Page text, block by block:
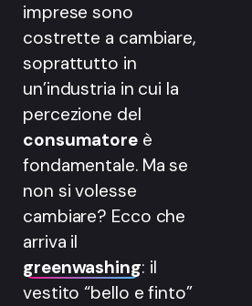
imprese sono
costrette a cambiare,
soprattutto in
un’industria in cui la
percezione del
consumatore è
fondamentale. Ma se
non si volesse
cambiare? Ecco che
arriva il
greenwashing: il
vestito “bello e finto”